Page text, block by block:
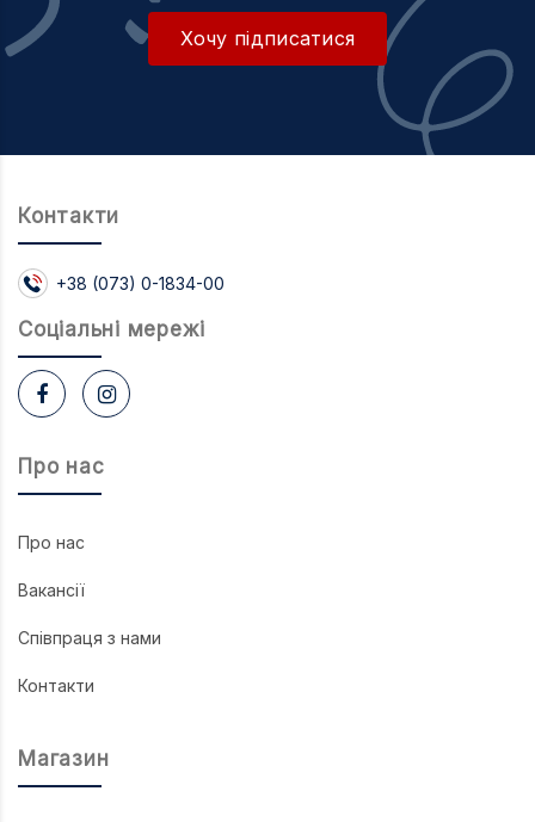
Хочу підписатися
Про нас
Про нас
Вакансії
Співпраця з нами
Контакти
Магазин
Контакти
+38 (073) 0-1834-00
Соцiальнi мережi